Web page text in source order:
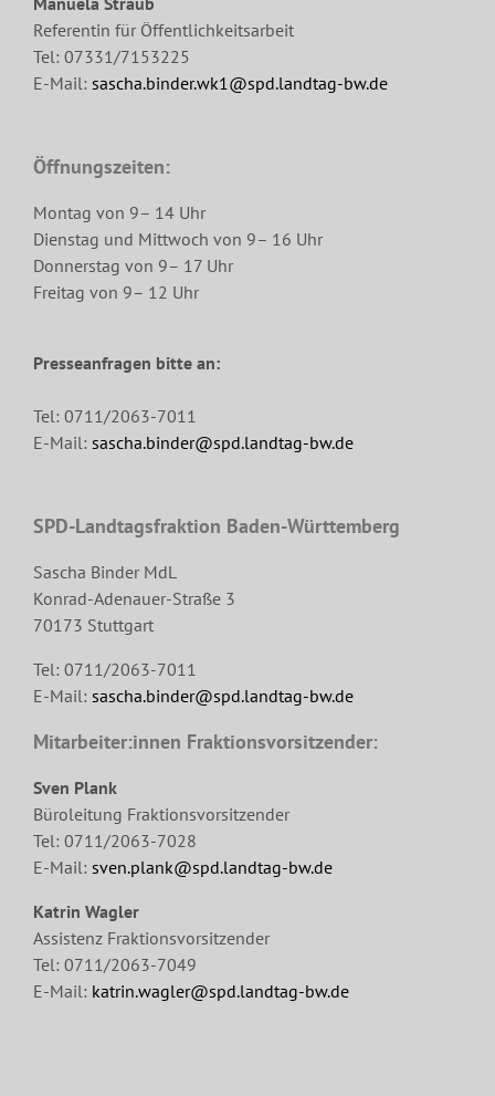
Referentin für Öffentlichkeitsarbeit
Tel: 07331/7153225
E-Mail: sascha.binder.wk1@spd.landtag-bw.de
Öffnungszeiten:
Montag von 9– 14 Uhr
Dienstag und Mittwoch von 9– 16 Uhr
Donnerstag von 9– 17 Uhr
Freitag von 9– 12 Uhr
Presseanfragen bitte an:
Tel: 0711/2063-7011
E-Mail: sascha.binder@spd.landtag-bw.de
SPD-Landtagsfraktion Baden-Württemberg
Sascha Binder MdL
Konrad-Adenauer-Straße 3
70173 Stuttgart
Tel: 0711/2063-7011
E-Mail: sascha.binder@spd.landtag-bw.de
Mitarbeiter:innen Fraktionsvorsitzender:
Sven Plank
Büroleitung Fraktionsvorsitzender
Tel: 0711/2063-7028
E-Mail: sven.plank@spd.landtag-bw.de
Katrin Wagler
Assistenz Fraktionsvorsitzender
Tel: 0711/2063-7049
E-Mail: katrin.wagler@spd.landtag-bw.de